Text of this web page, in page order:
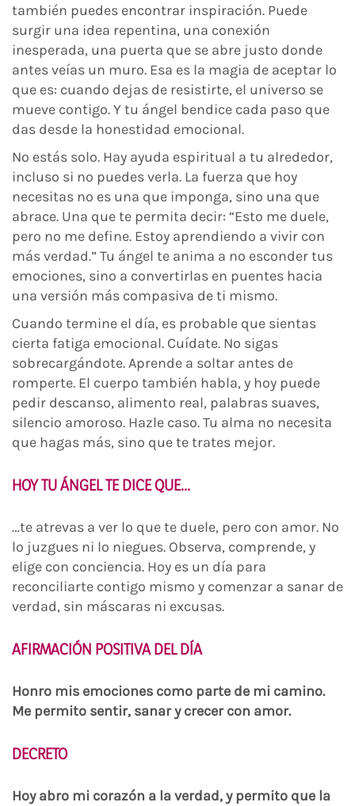
también puedes encontrar inspiración. Puede
surgir una idea repentina, una conexión
inesperada, una puerta que se abre justo donde
antes veías un muro. Esa es la magia de aceptar lo
que es: cuando dejas de resistirte, el universo se
mueve contigo. Y tu ángel bendice cada paso que
das desde la honestidad emocional.
No estás solo. Hay ayuda espiritual a tu alrededor,
incluso si no puedes verla. La fuerza que hoy
necesitas no es una que imponga, sino una que
abrace. Una que te permita decir: “Esto me duele,
pero no me define. Estoy aprendiendo a vivir con
más verdad.” Tu ángel te anima a no esconder tus
emociones, sino a convertirlas en puentes hacia
una versión más compasiva de ti mismo.
Cuando termine el día, es probable que sientas
cierta fatiga emocional. Cuídate. No sigas
sobrecargándote. Aprende a soltar antes de
romperte. El cuerpo también habla, y hoy puede
pedir descanso, alimento real, palabras suaves,
silencio amoroso. Hazle caso. Tu alma no necesita
que hagas más, sino que te trates mejor.
HOY TU ÁNGEL TE DICE QUE…
…te atrevas a ver lo que te duele, pero con amor. No
lo juzgues ni lo niegues. Observa, comprende, y
elige con conciencia. Hoy es un día para
reconciliarte contigo mismo y comenzar a sanar de
verdad, sin máscaras ni excusas.
AFIRMACIÓN POSITIVA DEL DÍA
Honro mis emociones como parte de mi camino.
Me permito sentir, sanar y crecer con amor.
DECRETO
Hoy abro mi corazón a la verdad, y permito que la